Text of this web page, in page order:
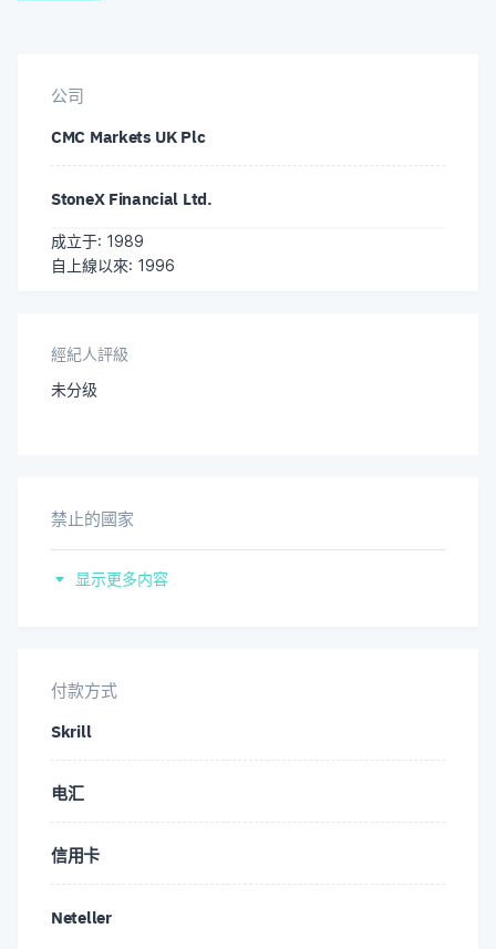
公司
CMC Markets UK Plc
StoneX Financial Ltd.
成立于: 1989
自上線以來: 1996
經紀人評級
未分级
禁止的國家
显示更多内容
付款方式
Skrill
电汇
信用卡
Neteller